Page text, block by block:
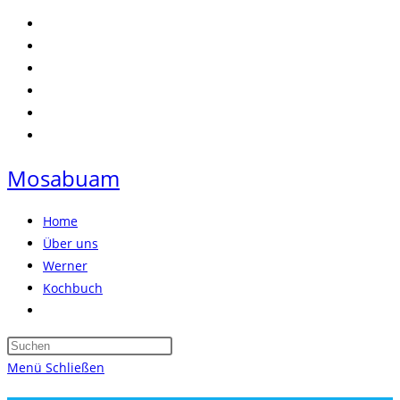
Zum
Inhalt
springen
Mosabuam
Home
Über uns
Werner
Kochbuch
umschalten
Press
Menü Schließen